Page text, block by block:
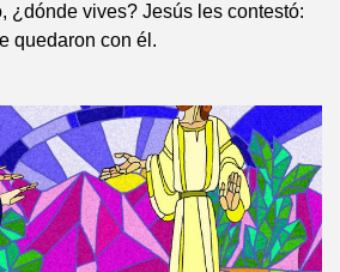
¿dónde vives? Jesús les contestó:
quedaron con él.